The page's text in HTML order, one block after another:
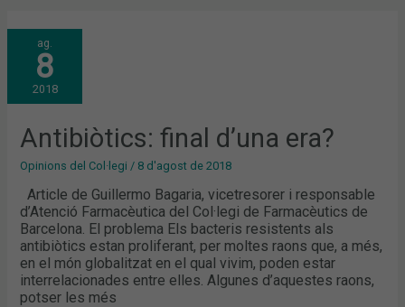
ag.
8
2018
Antibiòtics: final d’una era?
Opinions del Col·legi / 8 d'agost de 2018
Article de Guillermo Bagaria, vicetresorer i responsable
d’Atenció Farmacèutica del Col·legi de Farmacèutics de
Barcelona. El problema Els bacteris resistents als
antibiòtics estan proliferant, per moltes raons que, a més,
en el món globalitzat en el qual vivim, poden estar
interrelacionades entre elles. Algunes d’aquestes raons,
potser les més
ANTIBIÒTICS:
FINAL
D’UNA
ERA?